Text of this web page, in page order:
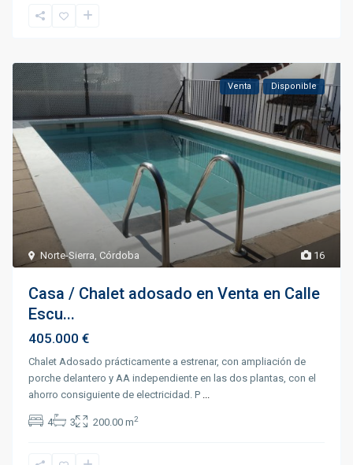
16
Norte-Sierra Córdoba
Venta Disponible
Casa / Chalet adosado en Venta en Calle
Escu...
405.000 €
Chalet Adosado prácticamente a estrenar, con ampliación de
porche delantero y AA independiente en las dos plantas, con el
ahorro consiguiente de electricidad. P
4 3 200.00 m2